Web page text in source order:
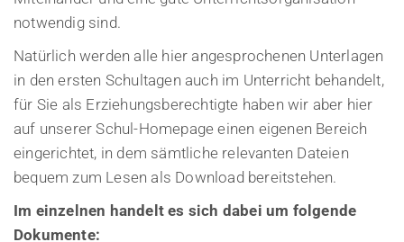
notwendig sind.
Natürlich werden alle hier angesprochenen Unterlagen
in den ersten Schultagen auch im Unterricht behandelt,
für Sie als Erziehungsberechtigte haben wir aber hier
auf unserer Schul-Homepage einen eigenen Bereich
eingerichtet, in dem sämtliche relevanten Dateien
bequem zum Lesen als Download bereitstehen.
Im einzelnen handelt es sich dabei um folgende
Dokumente: